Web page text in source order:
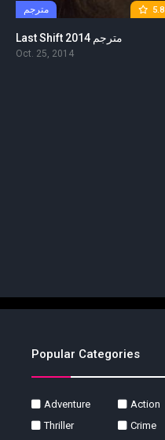
5.8 مترجم
Last Shift 2014 مترجم
Oct. 25, 2014
Popular Categories
Adventure
Action
Thriller
Crime